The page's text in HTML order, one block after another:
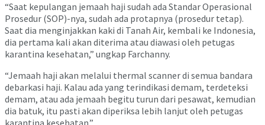
“Saat kepulangan jemaah haji sudah ada Standar Operasional
Prosedur (SOP)-nya, sudah ada protapnya (prosedur tetap).
Saat dia menginjakkan kaki di Tanah Air, kembali ke Indonesia,
dia pertama kali akan diterima atau diawasi oleh petugas
karantina kesehatan,” ungkap Farchanny.
“Jemaah haji akan melalui thermal scanner di semua bandara
debarkasi haji. Kalau ada yang terindikasi demam, terdeteksi
demam, atau ada jemaah begitu turun dari pesawat, kemudian
dia batuk, itu pasti akan diperiksa lebih lanjut oleh petugas